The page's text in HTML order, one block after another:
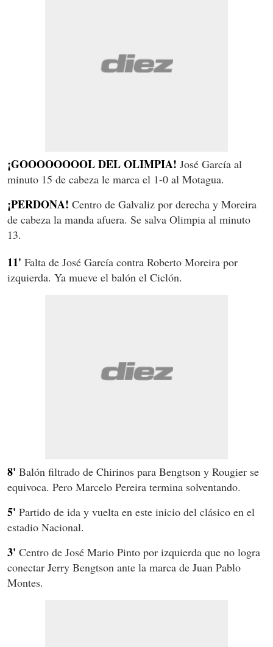
¡GOOOOOOOOL DEL OLIMPIA! José García al
minuto 15 de cabeza le marca el 1-0 al Motagua.
¡PERDONA! Centro de Galvaliz por derecha y Moreira
de cabeza la manda afuera. Se salva Olimpia al minuto
13.
11' Falta de José García contra Roberto Moreira por
izquierda. Ya mueve el balón el Ciclón.
8' Balón filtrado de Chirinos para Bengtson y Rougier se
equivoca. Pero Marcelo Pereira termina solventando.
5' Partido de ida y vuelta en este inicio del clásico en el
estadio Nacional.
3' Centro de José Mario Pinto por izquierda que no logra
conectar Jerry Bengtson ante la marca de Juan Pablo
Montes.